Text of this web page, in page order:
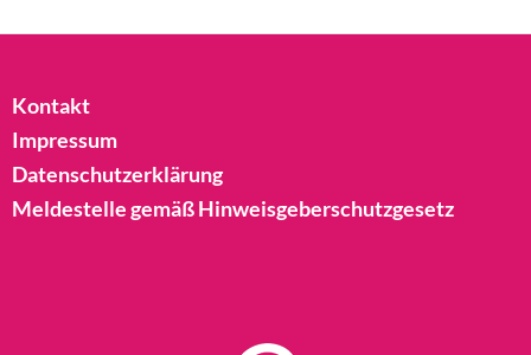
Kontakt
Impressum
Datenschutzerklärung
Meldestelle gemäß Hinweisgeberschutzgesetz